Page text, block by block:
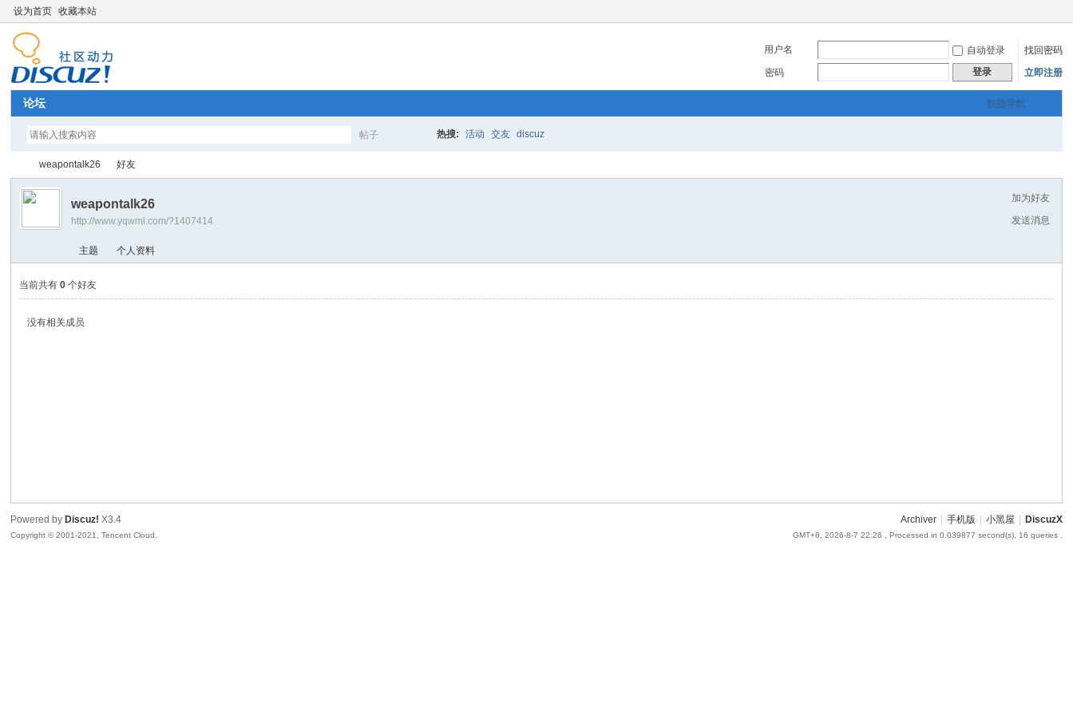
设为首页 收藏本站
用户名 自动登录
找回密码
密码
登录 立即注册
快捷导航
论坛
帖子 热搜: 活动 交友 discuz
›
weapontalk26 好友
加为好友
发送消息
weapontalk26
http://www.yqwml.com/?1407414
主题 个人资料
当前共有0 个好友
没有相关成员
Archiver 手机版 小黑屋 DiscuzX
GMT+8, 2026-8-7 22:26 , Processed in 0.039877 second(s), 16 queries .
Powered by Discuz! X3.4
Copyright © 2001-2021, Tencent Cloud.